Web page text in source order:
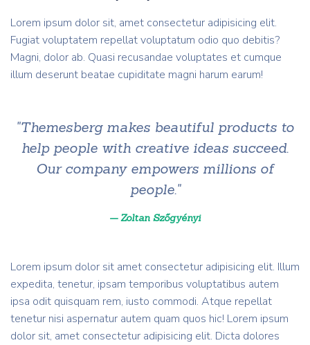
Lorem ipsum dolor sit, amet consectetur adipisicing elit.
Fugiat voluptatem repellat voluptatum odio quo debitis?
Magni, dolor ab. Quasi recusandae voluptates et cumque
illum deserunt beatae cupiditate magni harum earum!
"Themesberg makes beautiful products to
help people with creative ideas succeed.
Our company empowers millions of
people."
Zoltan Szőgyényi
Lorem ipsum dolor sit amet consectetur adipisicing elit. Illum
expedita, tenetur, ipsam temporibus voluptatibus autem
ipsa odit quisquam rem, iusto commodi. Atque repellat
tenetur nisi aspernatur autem quam quos hic! Lorem ipsum
dolor sit, amet consectetur adipisicing elit. Dicta dolores